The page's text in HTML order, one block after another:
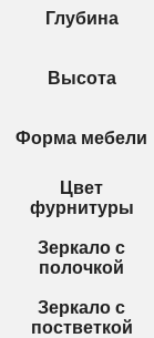
Глубина
Высота
Форма мебели
Цвет
фурнитуры
Зеркало с
полочкой
Зеркало с
постветкой